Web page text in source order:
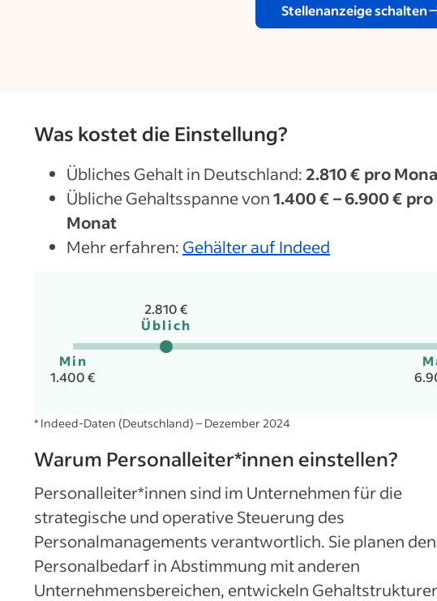
Stellenanzeige schalten
Was kostet die Einstellung?
Übliches Gehalt in Deutschland: 2.810 € pro
Übliche Gehaltsspanne von1.400 € – 6.900 € pro
Monat
Mehr erfahren: Gehälter auf Indeed
2.810 €
Üblich
Min
1.400 €
* Indeed-Daten (Deutschland) – Dezember 2024
Warum Personalleiter*innen einstellen?
Personalleiter*innen sind im Unternehmen für die
strategische und operative Steuerung des
Personalmanagements verantwortlich. Sie planen den
Personalbedarf in Abstimmung mit anderen
Unternehmensbereichen, entwickeln